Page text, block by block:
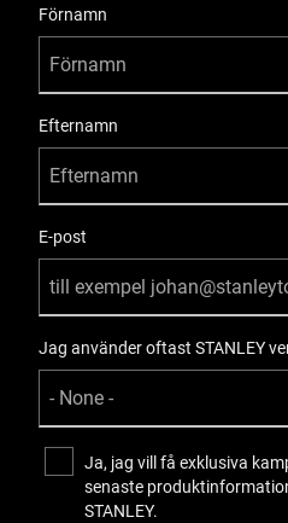
Förnamn
Efternamn
E-post
Jag använder oftast STANLEY
Ja, jag vill få exklusiva
senaste
STANLEY.